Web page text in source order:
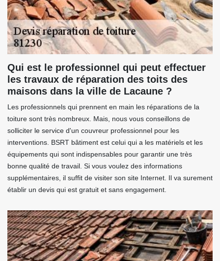
Qui est le professionnel qui peut effectuer
les travaux de réparation des toits des
maisons dans la ville de Lacaune ?
Les professionnels qui prennent en main les réparations de la
toiture sont très nombreux. Mais, nous vous conseillons de
solliciter le service d'un couvreur professionnel pour les
interventions. BSRT bâtiment est celui qui a les matériels et les
équipements qui sont indispensables pour garantir une très
bonne qualité de travail. Si vous voulez des informations
supplémentaires, il suffit de visiter son site Internet. Il va surement
établir un devis qui est gratuit et sans engagement.